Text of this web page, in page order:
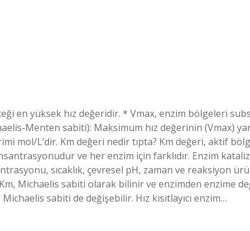
en yüksek hız değeridir. * Vmax, enzim bölgeleri
Menten sabiti): Maksimum hız değerinin (Vmax)
mol/L’dir. Km değeri nedir tıpta? Km değeri, aktif
ve her enzim için farklıdır. Enzim
sıcaklık, çevresel pH, zaman ve reaksiyon
Michaelis sabiti olarak bilinir ve enzimden enzime
sabiti de değişebilir. Hız kısıtlayıcı enzim…